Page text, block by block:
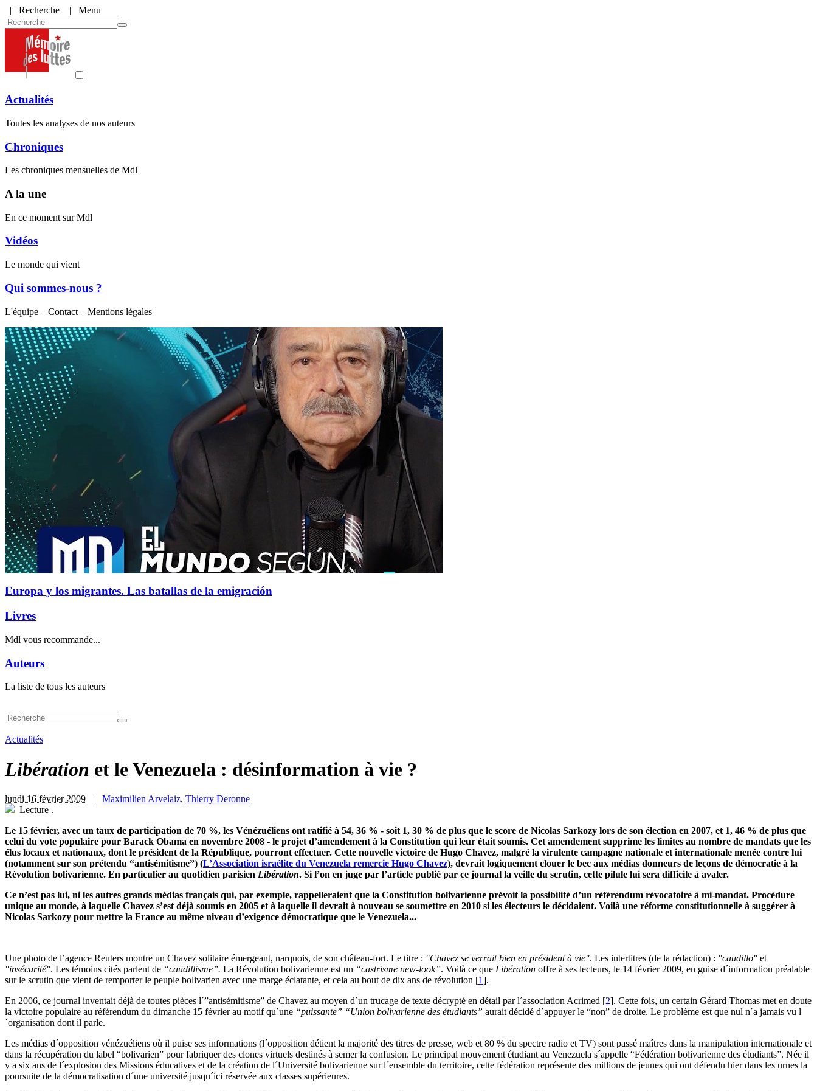
| Recherche | Menu
Actualités
Toutes les analyses de nos auteurs
Chroniques
Les chroniques mensuelles de Mdl
A la une
En ce moment sur Mdl
Vidéos
Le monde qui vient
Qui sommes-nous ?
L'équipe – Contact – Mentions légales
Europa y los migrantes. Las batallas de la emigración
Livres
Mdl vous recommande...
Auteurs
La liste de tous les auteurs
Actualités
Libération et le Venezuela : désinformation à vie ?
lundi 16 février 2009 | Maximilien Arvelaiz, Thierry Deronne
Lecture .
Le 15 février, avec un taux de participation de 70 %, les Vénézuéliens ont ratifié à 54, 36 % - soit 1, 30 % de plus que le score de Nicolas Sarkozy lors de son élection en 2007, et 1, 46 % de plus que
celui du vote populaire pour Barack Obama en novembre 2008 - le projet d’amendement à la Constitution qui leur était soumis. Cet amendement supprime les limites au nombre de mandats que les
élus locaux et nationaux, dont le président de la République, pourront effectuer. Cette nouvelle victoire de Hugo Chavez, malgré la virulente campagne nationale et internationale menée contre lui
(notamment sur son prétendu “antisémitisme”) (L’Association israélite du Venezuela remercie Hugo Chavez), devrait logiquement clouer le bec aux médias donneurs de leçons de démocratie à la
Révolution bolivarienne. En particulier au quotidien parisien Libération. Si l’on en juge par l’article publié par ce journal la veille du scrutin, cette pilule lui sera difficile à avaler.
Ce n’est pas lui, ni les autres grands médias français qui, par exemple, rappelleraient que la Constitution bolivarienne prévoit la possibilité d’un référendum révocatoire à mi-mandat. Procédure
unique au monde, à laquelle Chavez s’est déjà soumis en 2005 et à laquelle il devrait à nouveau se soumettre en 2010 si les électeurs le décidaient. Voilà une réforme constitutionnelle à suggérer à
Nicolas Sarkozy pour mettre la France au même niveau d’exigence démocratique que le Venezuela...
Une photo de l’agence Reuters montre un Chavez solitaire émergeant, narquois, de son château-fort. Le titre : "Chavez se verrait bien en président à vie". Les intertitres (de la rédaction) : "caudillo" et
"insécurité". Les témoins cités parlent de “caudillisme”. La Révolution bolivarienne est un “castrisme new-look”. Voilà ce que Libération offre à ses lecteurs, le 14 février 2009, en guise d´information préalable
sur le scrutin que vient de remporter le peuple bolivarien avec une marge éclatante, et cela au bout de dix ans de révolution [1].
En 2006, ce journal inventait déjà de toutes pièces l´”antisémitisme” de Chavez au moyen d´un trucage de texte décrypté en détail par l´association Acrimed [2]. Cette fois, un certain Gérard Thomas met en doute
la victoire populaire au référendum du dimanche 15 février au motif qu´une “puissante” “Union bolivarienne des étudiants” aurait décidé d´appuyer le “non” de droite. Le problème est que nul n´a jamais vu l
´organisation dont il parle.
Les médias d´opposition vénézuéliens où il puise ses informations (l´opposition détient la majorité des titres de presse, web et 80 % du spectre radio et TV) sont passé maîtres dans la manipulation internationale et
dans la récupération du label “bolivarien” pour fabriquer des clones virtuels destinés à semer la confusion. Le principal mouvement étudiant au Venezuela s´appelle “Fédération bolivarienne des étudiants”. Née il
y a six ans de l´explosion des Missions éducatives et de la création de l´Université bolivarienne sur l´ensemble du territoire, cette fédération représente des millions de jeunes qui ont défendu hier dans les urnes la
poursuite de la démocratisation d´une université jusqu´ici réservée aux classes supérieures.